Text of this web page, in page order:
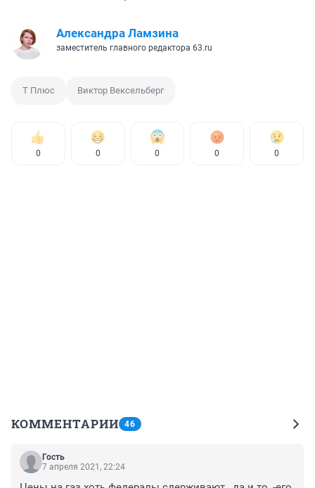
Александра Ламзина
заместитель главного редактора 63.ru
Т Плюс Виктор Вексельберг
0 0 0 0 0
КОММЕНТАРИИ 46
Гость
7 апреля 2021, 22:24